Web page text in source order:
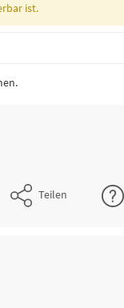
ist.
Teilen